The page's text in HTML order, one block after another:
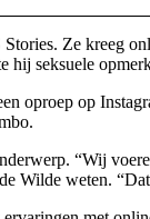
Ze kreeg
hij seksuele
oproep op
“Wij
Wilde weten.